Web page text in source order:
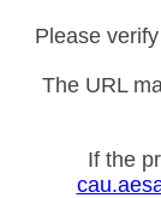
Please
The URL
If the